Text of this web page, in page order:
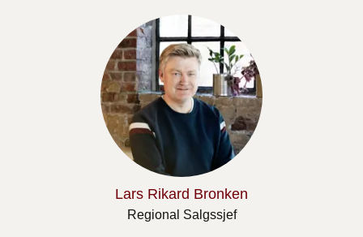
Lars Rikard Bronken
Regional Salgssjef